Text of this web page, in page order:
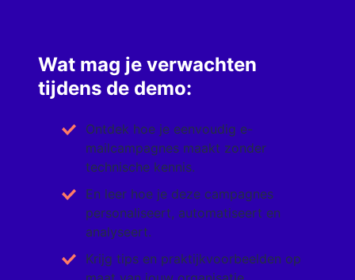
Wat mag je verwachten
tijdens de demo:
Ontdek hoe je eenvoudig e-
mailcampagnes maakt zonder
technische kennis.
En leer hoe je deze campagnes
personaliseert, automatiseert en
analyseert.
Krijg tips en praktijkvoorbeelden op